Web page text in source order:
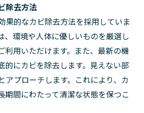
除去方法
果的なカビ除去方法を採用していま
、環境や人体に優しいものを厳選し
利用いただけます。また、最新の機
的にカビを除去します。見えない部
アプローチします。これにより、カ
期間にわたって清潔な状態を保つこ